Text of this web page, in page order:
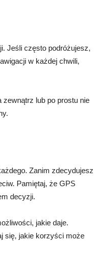
Jeśli często podróżujesz,
w każdej chwili,
lub po prostu nie
Zanim zdecydujesz
Pamiętaj, że GPS
decyzji.
jakie daje.
się, jakie korzyści może